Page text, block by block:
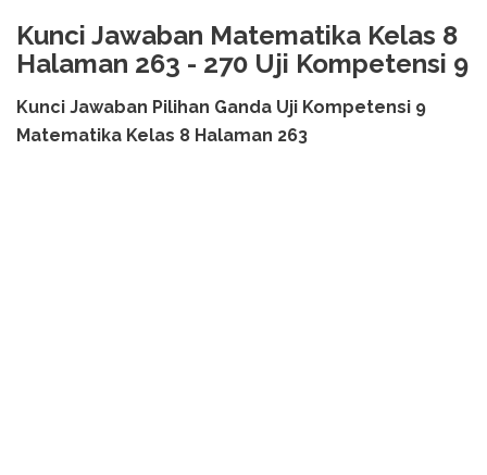
Kunci Jawaban Matematika Kelas 8
Halaman 263 - 270 Uji Kompetensi 9
Kunci Jawaban Pilihan Ganda Uji Kompetensi 9
Matematika Kelas 8 Halaman 263